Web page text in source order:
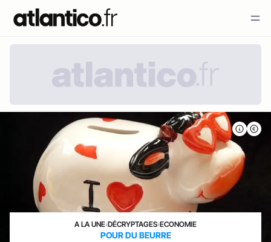
A LA UNE›DÉCRYPTAGES›ECONOMIE
POUR DU BEURRE